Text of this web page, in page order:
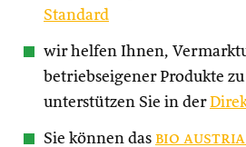
Standard
wir helfen Ihnen,
betriebseigener Produkte
unterstützen Sie in der
Sie können das bio austria